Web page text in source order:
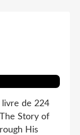
de 224
Story of
His